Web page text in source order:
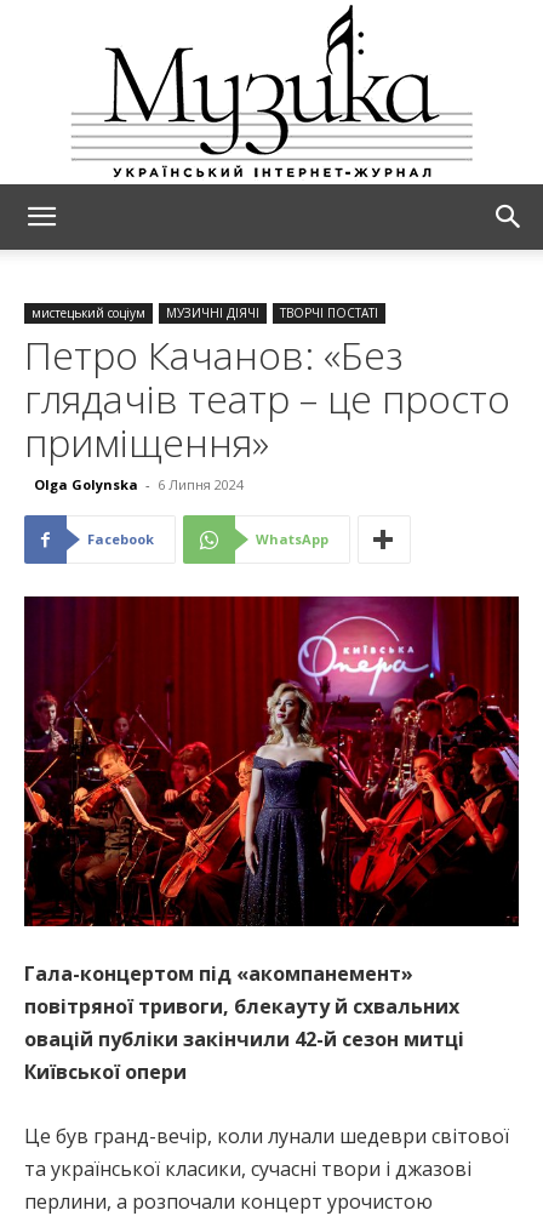
мистецький соціум МУЗИЧНІ ДІЯЧІ ТВОРЧІ ПОСТАТІ
Петро Качанов: «Без
глядачів театр – це просто
приміщення»
Olga Golynska - 6 Липня 2024
Facebook WhatsApp
Гала-концертом під «акомпанемент»
повітряної тривоги, блекауту й схвальних
овацій публіки закінчили 42-й сезон митці
Київської опери
Це був гранд-вечір, коли лунали шедеври світової
та української класики, сучасні твори і джазові
перлини, а розпочали концерт урочистою